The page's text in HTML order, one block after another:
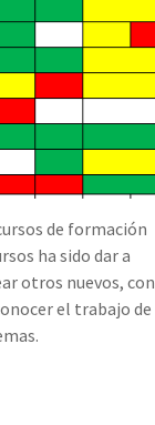
de formación
ha sido dar a
otros nuevos, con
el trabajo de